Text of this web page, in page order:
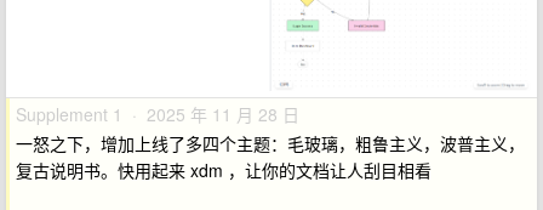
Supplement 1 · 2025 年 11 月 28 日
一怒之下，增加上线了多四个主题：毛玻璃，粗鲁主义，波普主义，
复古说明书。快用起来 xdm ，让你的文档让人刮目相看